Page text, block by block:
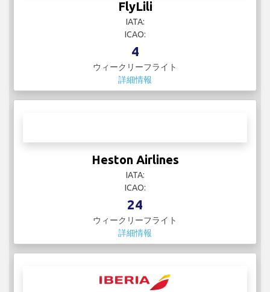
FlyLili
IATA:
ICAO:
4
ウィークリーフライト
詳細情報
Heston Airlines
IATA:
ICAO:
24
ウィークリーフライト
詳細情報